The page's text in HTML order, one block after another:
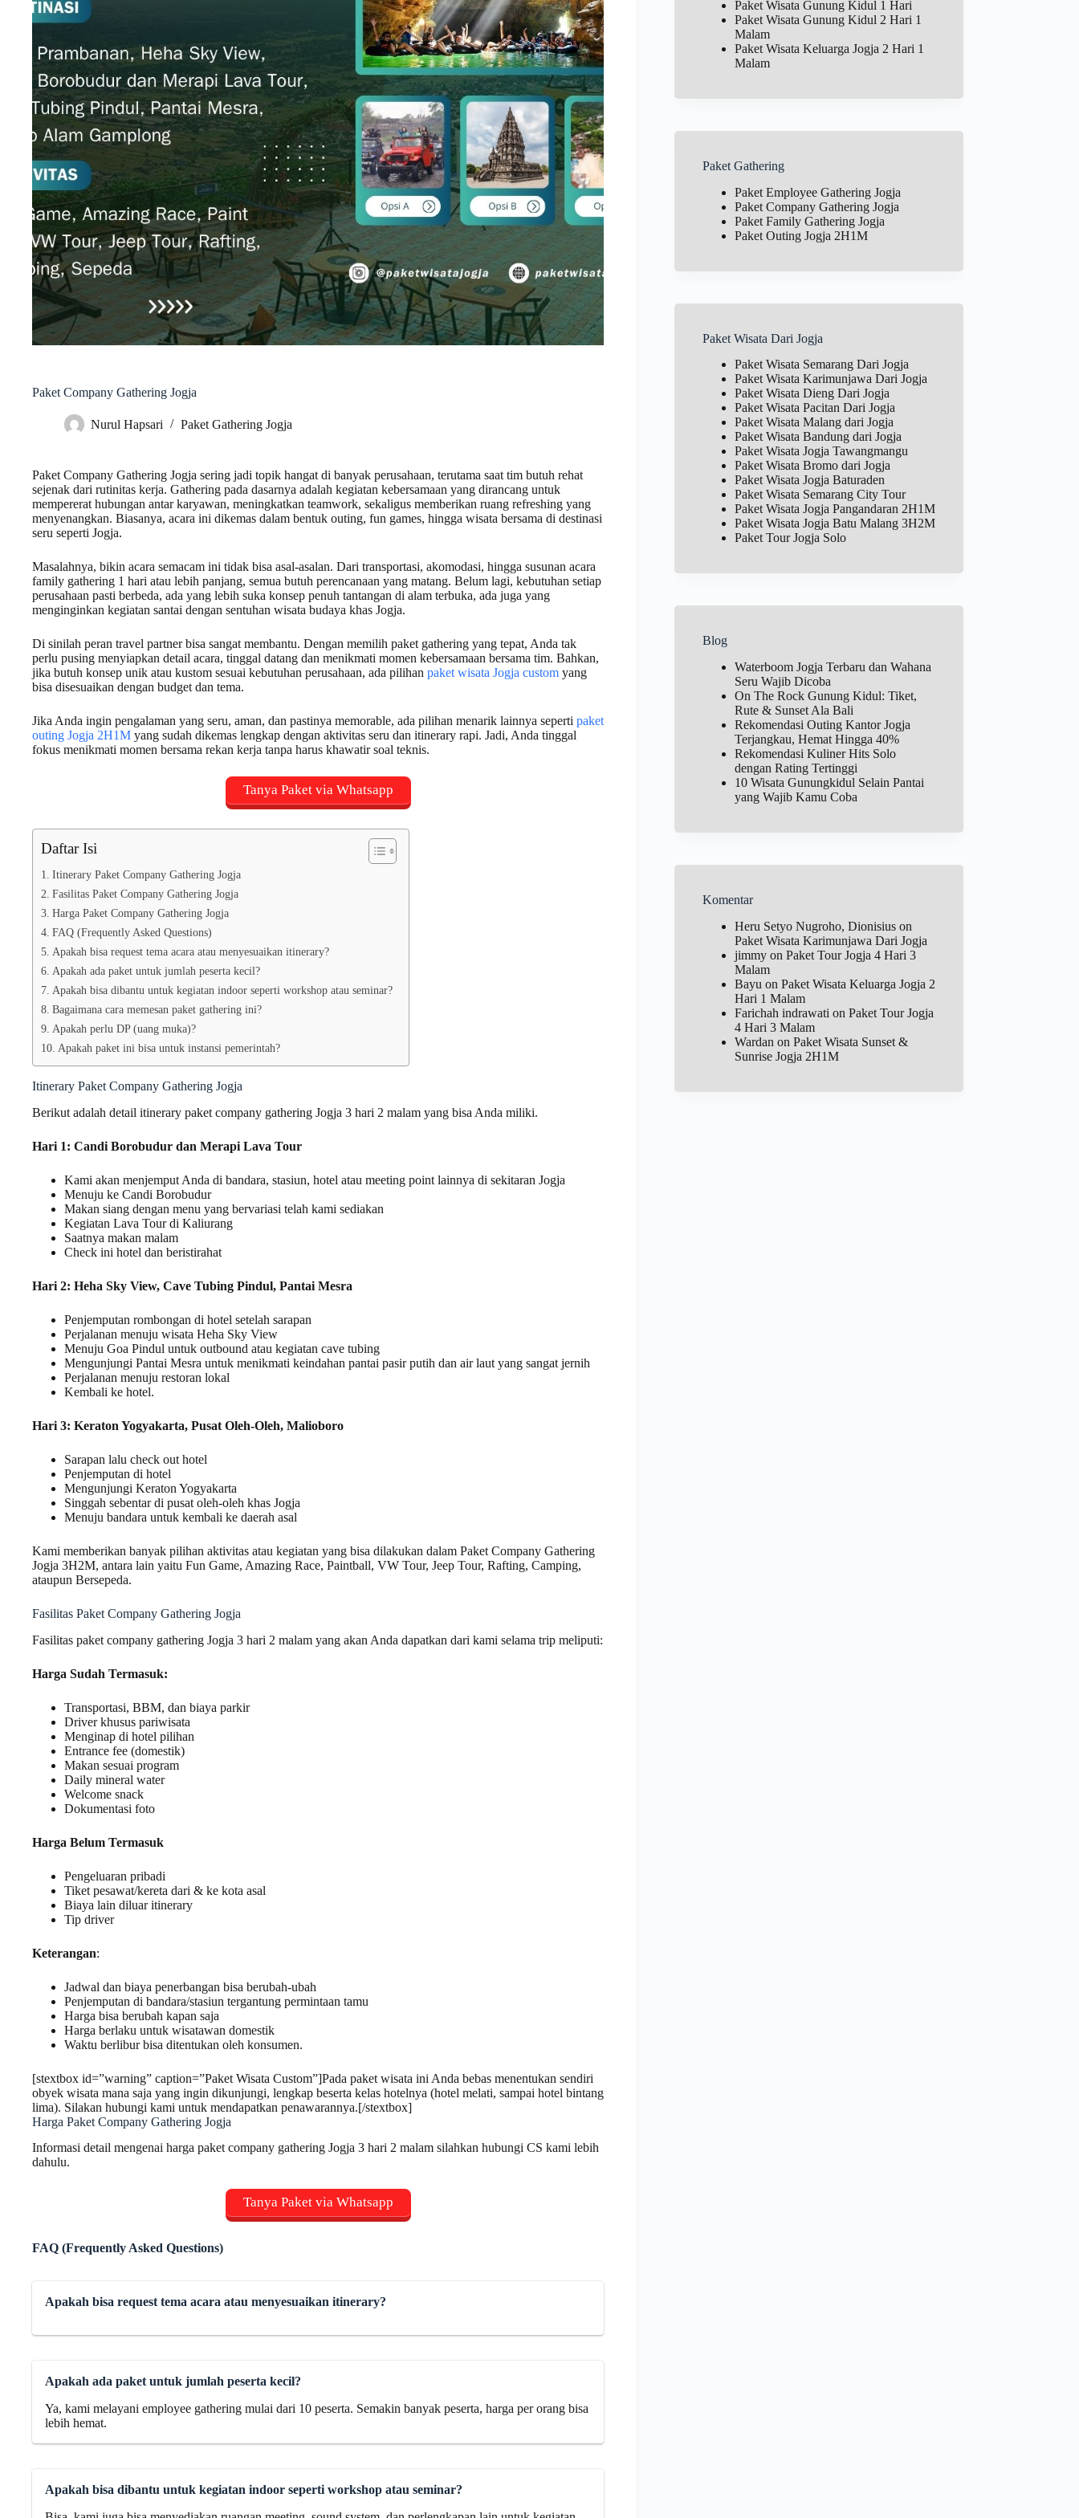
Paket Company Gathering Jogja
Nurul Hapsari Paket Gathering Jogja
Paket Company Gathering Jogja sering jadi topik hangat di banyak perusahaan, terutama saat tim butuh rehat
sejenak dari rutinitas kerja. Gathering pada dasarnya adalah kegiatan kebersamaan yang dirancang untuk
mempererat hubungan antar karyawan, meningkatkan teamwork, sekaligus memberikan ruang refreshing yang
menyenangkan. Biasanya, acara ini dikemas dalam bentuk outing, fun games, hingga wisata bersama di destinasi
seru seperti Jogja.
Masalahnya, bikin acara semacam ini tidak bisa asal-asalan. Dari transportasi, akomodasi, hingga susunan acara
family gathering 1 hari atau lebih panjang, semua butuh perencanaan yang matang. Belum lagi, kebutuhan setiap
perusahaan pasti berbeda, ada yang lebih suka konsep penuh tantangan di alam terbuka, ada juga yang
menginginkan kegiatan santai dengan sentuhan wisata budaya khas Jogja.
Di sinilah peran travel partner bisa sangat membantu. Dengan memilih paket gathering yang tepat, Anda tak
perlu pusing menyiapkan detail acara, tinggal datang dan menikmati momen kebersamaan bersama tim. Bahkan,
jika butuh konsep unik atau kustom sesuai kebutuhan perusahaan, ada pilihan paket wisata Jogja custom yang
bisa disesuaikan dengan budget dan tema.
Jika Anda ingin pengalaman yang seru, aman, dan pastinya memorable, ada pilihan menarik lainnya seperti paket
outing Jogja 2H1M yang sudah dikemas lengkap dengan aktivitas seru dan itinerary rapi. Jadi, Anda tinggal
fokus menikmati momen bersama rekan kerja tanpa harus khawatir soal teknis.
Tanya Paket via Whatsapp
Daftar Isi
Itinerary Paket Company Gathering Jogja
Fasilitas Paket Company Gathering Jogja
Harga Paket Company Gathering Jogja
FAQ (Frequently Asked Questions)
Apakah bisa request tema acara atau menyesuaikan itinerary?
Apakah ada paket untuk jumlah peserta kecil?
Apakah bisa dibantu untuk kegiatan indoor seperti workshop atau seminar?
Bagaimana cara memesan paket gathering ini?
Apakah perlu DP (uang muka)?
Apakah paket ini bisa untuk instansi pemerintah?
Itinerary Paket Company Gathering Jogja
Berikut adalah detail itinerary paket company gathering Jogja 3 hari 2 malam yang bisa Anda miliki.
Hari 1: Candi Borobudur dan Merapi Lava Tour
Kami akan menjemput Anda di bandara, stasiun, hotel atau meeting point lainnya di sekitaran Jogja
Menuju ke Candi Borobudur
Makan siang dengan menu yang bervariasi telah kami sediakan
Kegiatan Lava Tour di Kaliurang
Saatnya makan malam
Check ini hotel dan beristirahat
Hari 2: Heha Sky View, Cave Tubing Pindul, Pantai Mesra
Penjemputan rombongan di hotel setelah sarapan
Perjalanan menuju wisata Heha Sky View
Menuju Goa Pindul untuk outbound atau kegiatan cave tubing
Mengunjungi Pantai Mesra untuk menikmati keindahan pantai pasir putih dan air laut yang sangat jernih
Perjalanan menuju restoran lokal
Kembali ke hotel.
Hari 3: Keraton Yogyakarta, Pusat Oleh-Oleh, Malioboro
Sarapan lalu check out hotel
Penjemputan di hotel
Mengunjungi Keraton Yogyakarta
Singgah sebentar di pusat oleh-oleh khas Jogja
Menuju bandara untuk kembali ke daerah asal
Kami memberikan banyak pilihan aktivitas atau kegiatan yang bisa dilakukan dalam Paket Company Gathering
Jogja 3H2M, antara lain yaitu Fun Game, Amazing Race, Paintball, VW Tour, Jeep Tour, Rafting, Camping,
ataupun Bersepeda.
Fasilitas Paket Company Gathering Jogja
Fasilitas paket company gathering Jogja 3 hari 2 malam yang akan Anda dapatkan dari kami selama trip meliputi:
Harga Sudah Termasuk:
Transportasi, BBM, dan biaya parkir
Driver khusus pariwisata
Menginap di hotel pilihan
Entrance fee (domestik)
Makan sesuai program
Daily mineral water
Welcome snack
Dokumentasi foto
Harga Belum Termasuk
Pengeluaran pribadi
Tiket pesawat/kereta dari & ke kota asal
Biaya lain diluar itinerary
Tip driver
Keterangan:
Jadwal dan biaya penerbangan bisa berubah-ubah
Penjemputan di bandara/stasiun tergantung permintaan tamu
Harga bisa berubah kapan saja
Harga berlaku untuk wisatawan domestik
Waktu berlibur bisa ditentukan oleh konsumen.
[stextbox id=”warning” caption=”Paket Wisata Custom”]Pada paket wisata ini Anda bebas menentukan sendiri
obyek wisata mana saja yang ingin dikunjungi, lengkap beserta kelas hotelnya (hotel melati, sampai hotel bintang
lima). Silakan hubungi kami untuk mendapatkan penawarannya.[/stextbox]
Harga Paket Company Gathering Jogja
Informasi detail mengenai harga paket company gathering Jogja 3 hari 2 malam silahkan hubungi CS kami lebih
dahulu.
Tanya Paket via Whatsapp
FAQ (Frequently Asked Questions)
Apakah bisa request tema acara atau menyesuaikan itinerary?
Apakah ada paket untuk jumlah peserta kecil?
Ya, kami melayani employee gathering mulai dari 10 peserta. Semakin banyak peserta, harga per orang bisa
lebih hemat.
Apakah bisa dibantu untuk kegiatan indoor seperti workshop atau seminar?
Paket Wisata Gunung Kidul 1 Hari
Paket Wisata Gunung Kidul 2 Hari 1
Malam
Paket Wisata Keluarga Jogja 2 Hari 1
Malam
Paket Gathering
Paket Employee Gathering Jogja
Paket Company Gathering Jogja
Paket Family Gathering Jogja
Paket Outing Jogja 2H1M
Paket Wisata Dari Jogja
Paket Wisata Semarang Dari Jogja
Paket Wisata Karimunjawa Dari Jogja
Paket Wisata Dieng Dari Jogja
Paket Wisata Pacitan Dari Jogja
Paket Wisata Malang dari Jogja
Paket Wisata Bandung dari Jogja
Paket Wisata Jogja Tawangmangu
Paket Wisata Bromo dari Jogja
Paket Wisata Jogja Baturaden
Paket Wisata Semarang City Tour
Paket Wisata Jogja Pangandaran 2H1M
Paket Wisata Jogja Batu Malang 3H2M
Paket Tour Jogja Solo
Blog
Waterboom Jogja Terbaru dan Wahana
Seru Wajib Dicoba
On The Rock Gunung Kidul: Tiket,
Rute & Sunset Ala Bali
Rekomendasi Outing Kantor Jogja
Terjangkau, Hemat Hingga 40%
Rekomendasi Kuliner Hits Solo
dengan Rating Tertinggi
10 Wisata Gunungkidul Selain Pantai
yang Wajib Kamu Coba
Komentar
Heru Setyo Nugroho, Dionisius on
Paket Wisata Karimunjawa Dari Jogja
jimmy on Paket Tour Jogja 4 Hari 3
Malam
Bayu on Paket Wisata Keluarga Jogja 2
Hari 1 Malam
Farichah indrawati on Paket Tour Jogja
4 Hari 3 Malam
Wardan on Paket Wisata Sunset &
Sunrise Jogja 2H1M